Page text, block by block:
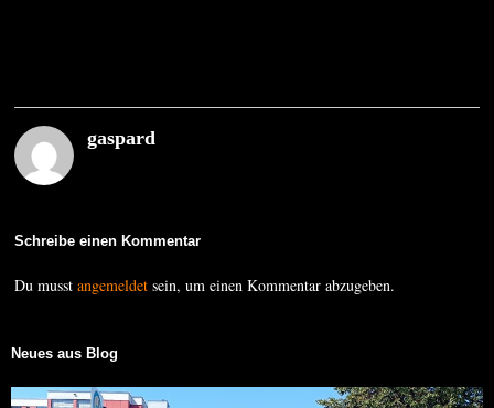
gaspard
Schreibe einen Kommentar
Du musstangemeldet sein, um einen Kommentar abzugeben.
Neues aus Blog